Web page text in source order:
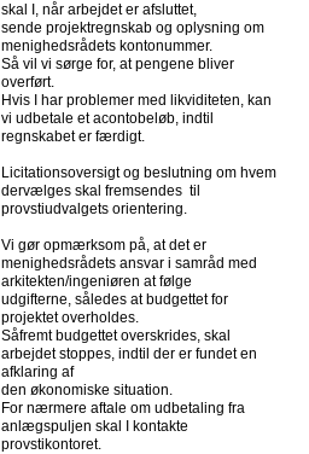
skal I, når arbejdet er afsluttet,
sende projektregnskab og oplysning om
menighedsrådets kontonummer.
Så vil vi sørge for, at pengene bliver
overført.
Hvis I har problemer med likviditeten, kan
vi udbetale et acontobeløb, indtil
regnskabet er færdigt.
Licitationsoversigt og beslutning om hvem
dervælges skal fremsendes til
provstiudvalgets orientering.
Vi gør opmærksom på, at det er
menighedsrådets ansvar i samråd med
arkitekten/ingeniøren at følge
udgifterne, således at budgettet for
projektet overholdes.
Såfremt budgettet overskrides, skal
arbejdet stoppes, indtil der er fundet en
afklaring af
den økonomiske situation.
For nærmere aftale om udbetaling fra
anlægspuljen skal I kontakte
provstikontoret.